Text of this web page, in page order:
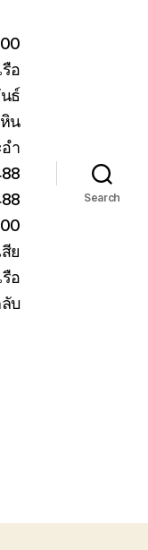
อ
ธ์
น
ำ
ย
อ
บ
Search